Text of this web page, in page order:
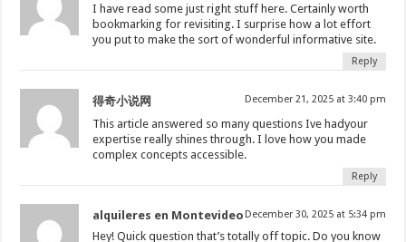
I have read some just right stuff here. Certainly worth
bookmarking for revisiting. I surprise how a lot effort
you put to make the sort of wonderful informative site.
Reply
得奇小说网 December 21, 2025 at 3:40 pm
This article answered so many questions Ive hadyour
expertise really shines through. I love how you made
complex concepts accessible.
Reply
alquileres en Montevideo December 30, 2025 at 5:34 pm
Hey! Quick question that’s totally off topic. Do you know